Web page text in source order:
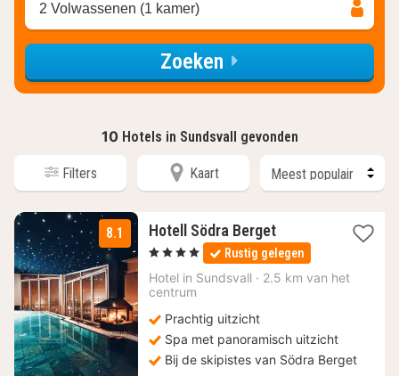
2 Volwassenen (1 kamer)
Zoeken
10 Hotels in Sundsvall gevonden
Filters Kaart
8.1 Hotell Södra Berget1
nacht
vanaf
145,88
, 4 Sterren Rustig gelegen
Hotel in Sundsvall · 2.5 km van het
centrum
Prachtig uitzicht
Spa met panoramisch uitzicht
Bij de skipistes van Södra Berget